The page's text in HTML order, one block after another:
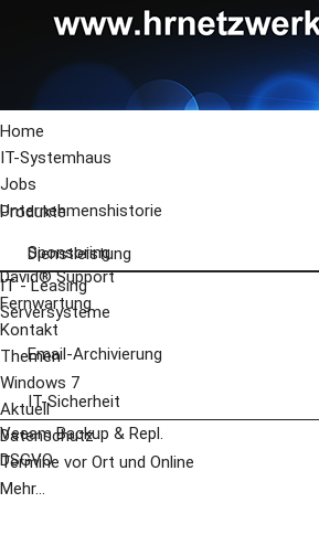
Home
IT-Systemhaus
Jobs
Unternehmenshistorie
Sponsoring
Produkte
Dienstleistung
IT - Leasing
Serversysteme
Email-Archivierung
IT-Sicherheit
Veeam Backup & Repl.
DSGVO
David® Support
Fernwartung
Kontakt
Themen
Windows 7
Aktuell
Datenschutz
Termine vor Ort und Online
Mehr...